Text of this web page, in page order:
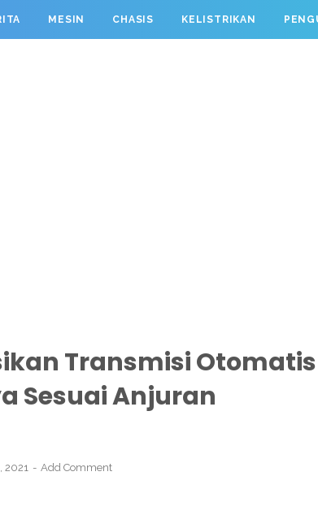
MESIN CHASIS KELISTRIKAN
Transmisi Otomatis
Sesuai Anjuran
2021 Add Comment